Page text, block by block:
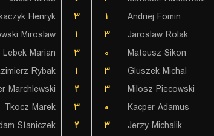
Henryk
۳ ۱ Andriej Fomin
Miroslaw
۱ ۳ Jaroslaw Rolak
Lebek Marian
۳ ۰ Mateusz Sikon
Rybak
۱ ۳ Gluszek Michal
Marchlewski
۲ ۳ Milosz Piecowski
Tkocz Marek
۳ ۰ Kacper Adamus
Staniczek
۲ ۳ Jerzy Michalik